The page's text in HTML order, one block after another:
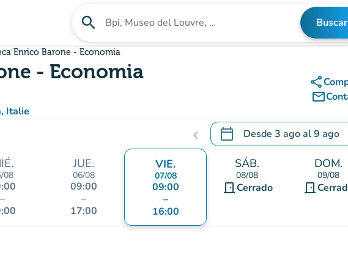
search Buscar un establecimiento Buscar
Enrico Barone - Economia
- Economia
Italie
share
mail_outline
chevron_left calendar_today Desde 3 agoal9 ago
.Abra el calendario para
08
–
JUE.
06/08
09:00
–
17:00
VIE.
07/08
09:00
–
16:00
SÁB.
08/08
door_front Cerrado
DOM.
09/08
door_front